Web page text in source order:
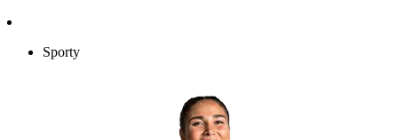
Sporty